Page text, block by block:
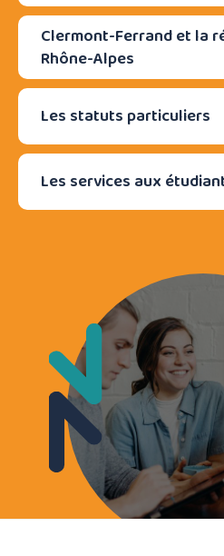
Clermont-Ferrand et la
Rhône-Alpes
Les statuts particuliers
Les services aux